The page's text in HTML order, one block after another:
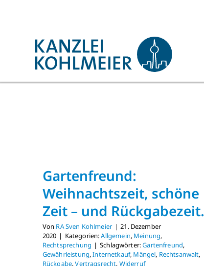
Gartenfreund:
Weihnachtszeit, schöne
Zeit – und Rückgabezeit.
Von RA Sven Kohlmeier | 21. Dezember
2020 | Kategorien:Allgemein, Meinung,
Rechtsprechung | Schlagwörter:Gartenfreund,
Gewährleistung,Internetkauf, Mängel, Rechtsanwalt,
Rückgabe,Vertragsrecht, Widerruf